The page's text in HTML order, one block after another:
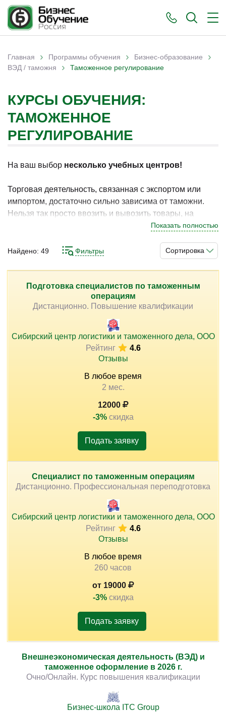
Вы здесь
Главная › Программы обучения › Бизнес-образование ›
ВЭД / таможня › Таможенное регулирование
КУРСЫ ОБУЧЕНИЯ:
ТАМОЖЕННОЕ
РЕГУЛИРОВАНИЕ
На ваш выбор несколько учебных центров!
Торговая деятельность, связанная с экспортом или
импортом, достаточно сильно зависима от таможни.
Нельзя так просто ввозить и вывозить товары, на
уровне государств действуют различные ограничения и
разбираться, а главное поддерживать уровень своих
знаний по мере изменения законодательной базы. В
общем для работы по этому направлению нужно
хорошее обучение и периодическое повышение
квалификации. Предложить подобные возможности
вам могут профильные курсы. Они представляют
актуальные программы профессиональной подготовки,
для различных специалистов в этой сфере.
Показать полностью
Сортировка
Найдено: 49 Фильтры
Подготовка специалистов по таможенным
операциям
Дистанционно. Повышение квалификации
Сибирский центр логистики и таможенного дела, ООО
Рейтинг
4.6
Отзывы
В любое время
2 мес.
12000
-3% скидка
Подать заявку
Специалист по таможенным операциям
Дистанционно. Профессиональная переподготовка
Сибирский центр логистики и таможенного дела, ООО
Рейтинг
4.6
Отзывы
В любое время
260 часов
от 19000
-3% скидка
Подать заявку
Внешнеэкономическая деятельность (ВЭД) и
таможенное оформление в 2026 г.
Очно/Онлайн. Курс повышения квалификации
Бизнес-школа ITC Group